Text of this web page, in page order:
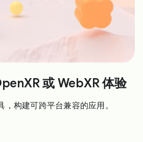
或 WebXR 体验
构建可跨平台兼容的应用。